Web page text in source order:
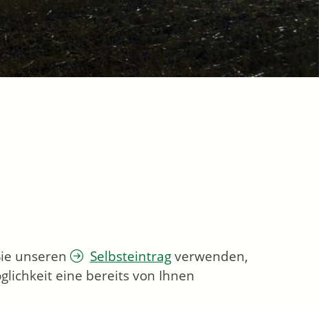
unseren Selbsteintragverwenden,
eine bereits von Ihnen